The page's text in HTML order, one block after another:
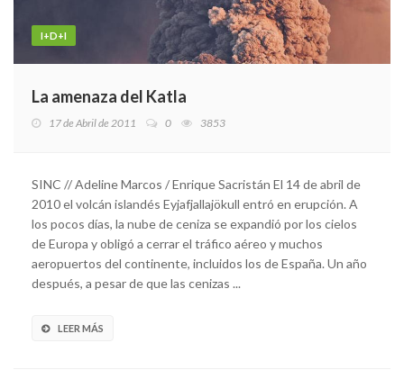
I+D+I
La amenaza del Katla
17 de Abril de 2011 0 3853
SINC // Adeline Marcos / Enrique Sacristán El 14 de abril de
2010 el volcán islandés Eyjafjallajökull entró en erupción. A
los pocos días, la nube de ceniza se expandió por los cielos
de Europa y obligó a cerrar el tráfico aéreo y muchos
aeropuertos del continente, incluidos los de España. Un año
después, a pesar de que las cenizas ...
LEER MÁS